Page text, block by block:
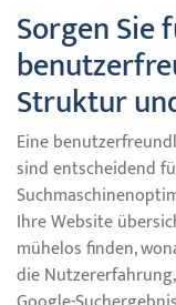
Sorgen Sie
Struktur
Eine
sind entscheidend
Ihre Website
mühelos finden,
die